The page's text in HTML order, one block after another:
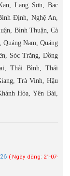
Lạng Sơn, Bạc
Định, Nghệ An,
Bình Thuận, Cà
Quảng Nam, Quảng
Sóc Trăng, Đồng
Thái Bình, Thái
Trà Vinh, Hậu
Hòa, Yên Bái,
( Ngày đăng: 21-07-